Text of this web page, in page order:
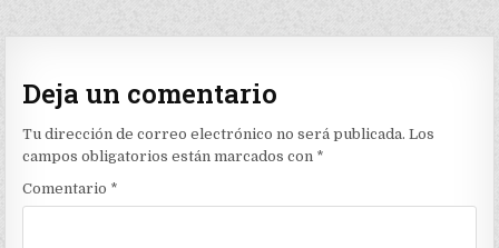
entradas
Deja un comentario
Tu dirección de correo electrónico no será publicada. Los
campos obligatorios están marcados con *
Comentario *